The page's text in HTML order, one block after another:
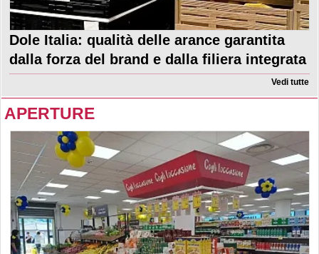
Dole Italia: qualità delle arance garantita
dalla forza del brand e dalla filiera integrata
Vedi tutte
APERTURE